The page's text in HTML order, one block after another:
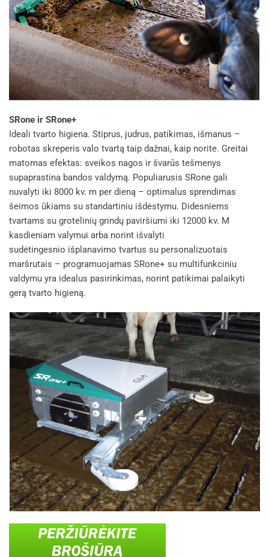
SRone ir SRone+
Ideali tvarto higiena. Stiprus, judrus, patikimas, išmanus –
robotas skreperis valo tvartą taip dažnai, kaip norite. Greitai
matomas efektas: sveikos nagos ir švarūs tešmenys
supaprastina bandos valdymą. Populiarusis SRone gali
nuvalyti iki 8000 kv. m per dieną – optimalus sprendimas
šeimos ūkiams su standartiniu išdėstymu. Didesniems
tvartams su grotelinių grindų paviršiumi iki 12000 kv. M
kasdieniam valymui arba norint išvalyti
sudėtingesnio išplanavimo tvartus su personalizuotais
maršrutais – programuojamas SRone+ su multifunkciniu
valdymu yra idealus pasirinkimas, norint patikimai palaikyti
gerą tvarto higieną.